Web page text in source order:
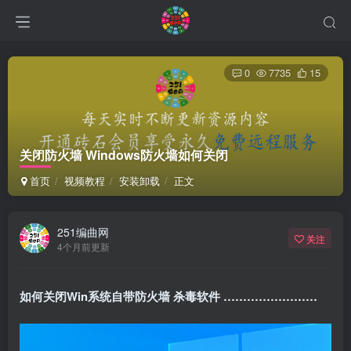
关闭防火墙 Windows防火墙如何关闭
首页 视频教程 安装卸载 正文
0 7735 15
251编曲网
4个月前更新
关注
如何关闭Win系统自带防火墙 杀毒软件 ……………………